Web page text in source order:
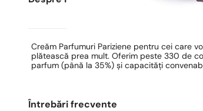
Creăm Parfumuri Pariziene pentru cei care
plătească prea mult. Oferim peste 330 de
parfum (până la 35%) și capacități
Întrebări frecvente